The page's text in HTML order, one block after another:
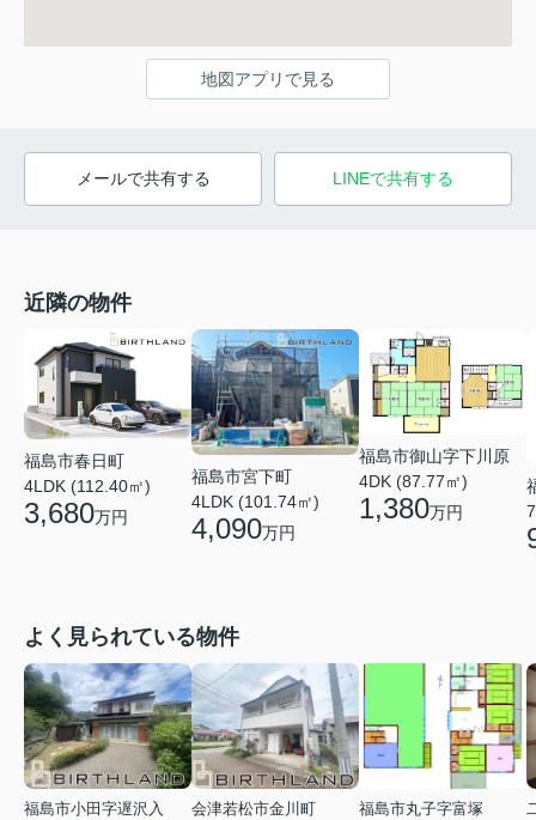
地図アプリで見る
メールで共有する LINEで共有する
近隣の物件
福島市春日町
4LDK (112.40㎡)
3,680万円
福島市宮下町
4LDK (101.74㎡)
4,090万円
福島市御山字下川原
4DK (87.77㎡)
1,380万円
よく見られている物件
福島市小田字遅沢入
会津若松市金川町
福島市丸子字富塚